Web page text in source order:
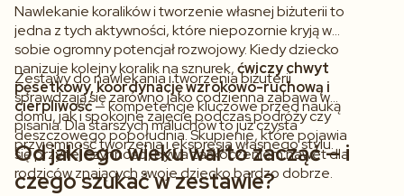
Nawlekanie koralików i tworzenie własnej biżuterii to
jedna z tych aktywności, które niepozornie kryją w
sobie ogromny potencjał rozwojowy. Kiedy dziecko
nanizuje kolejny koralik na sznurek,ćwiczy chwyt
pęsetkowy, koordynację wzrokowo-ruchową i
cierpliwość— kompetencje kluczowe przed nauką
pisania. Dla starszych maluchów to już czysta
przyjemność tworzenia i ekspresja własnego stylu.
Zestawy do nawlekania i tworzenia biżuterii
sprawdzają się zarówno jako codzienna zabawa w
domu, jak i spokojne zajęcie podczas podróży czy
deszczowego popołudnia. Skupienie, które pojawia
się przy tej czynności, bywa zaskoczeniem nawet dla
rodziców znających swoje dziecko bardzo dobrze.
Od jakiego wieku warto zacząć — i
czego szukać w zestawie?